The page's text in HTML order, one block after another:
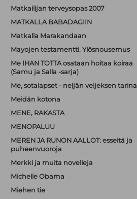
Matkailijan terveysopas 2007
MATKALLA BABADAGIIN
Matkalla Marakandaan
Mayojen testamentti. Ylösnousemus
Me IHAN TOTTA osataan hoitaa koiraa
(Samu ja Salla -sarja)
Me, sotalapset - neljän veljeksen tarina
Meidän kotona
MENE, RAKASTA
MENOPALUU
MEREN JA RUNON AALLOT: esseitä ja
puheenvuoroja
Merkki ja muita novelleja
Michelle Obama
Miehen tie